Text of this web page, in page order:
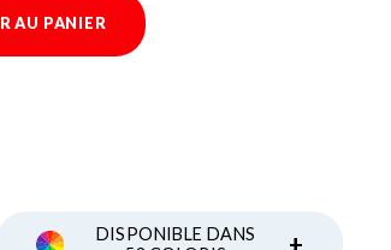
AU PANIER
DISPONIBLE DANS
+